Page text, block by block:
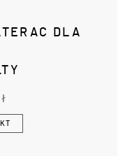
DLA